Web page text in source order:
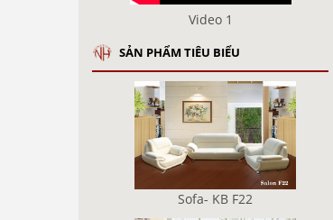
Video 1
SẢN PHẨM TIÊU BIỂU
Sofa- KB F22